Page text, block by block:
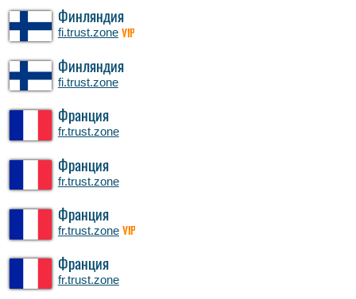
Финляндия
fi.trust.zone VIP
Финляндия
fi.trust.zone
Франция
fr.trust.zone
Франция
fr.trust.zone
Франция
fr.trust.zone VIP
Франция
fr.trust.zone